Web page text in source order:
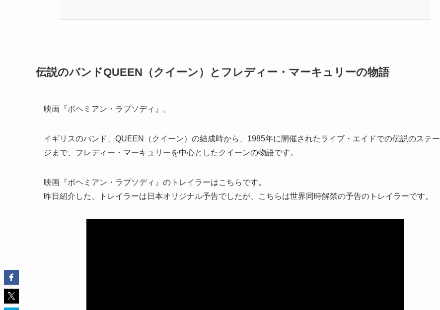
伝説のバンドQUEEN（クイーン）とフレディー・マーキュリーの物語
映画『ボヘミアン・ラプソディ』。
イギリスのバンド、QUEEN（クイーン）の結成時から、1985年に開催されたライブ・エイドでの伝説のステー
ジまで、フレディー・マーキュリーを中心としたクイーンの物語です。
映画『ボヘミアン・ラプソディ』のトレイラーはこちらです。
昨日紹介した、トレイラーは日本オリジナル予告でしたが、こちらは世界同時解禁の予告のトレイラーです。